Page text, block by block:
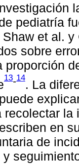
pediatría
et al.
sobre
proporción
13-14
. La
recolectar
en
de